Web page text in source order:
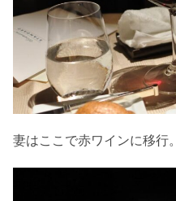
妻はここで赤ワインに移行。